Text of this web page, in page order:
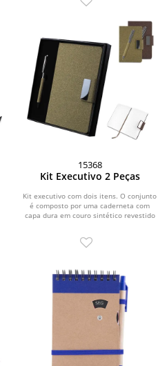
15368
Kit Executivo 2 Peças
Kit executivo com dois itens. O conjunto
é composto por uma caderneta com
capa dura em couro sintético revestido